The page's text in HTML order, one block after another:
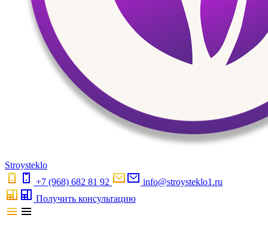
Stroysteklo
+7 (968) 682 81 92
info@stroysteklo1.ru
Получить консультацию